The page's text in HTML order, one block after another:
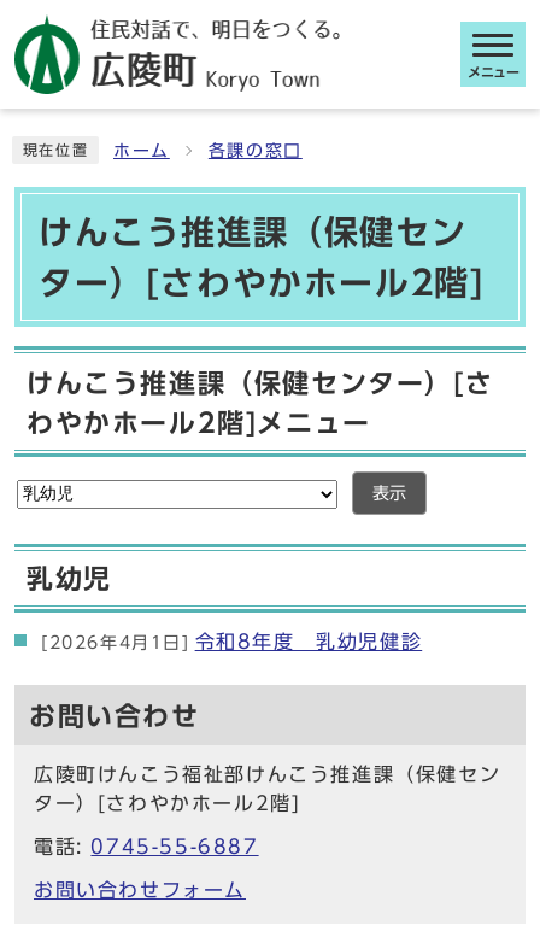
メニュー
現在位置 ホーム 各課の窓口
けんこう推進課（保健セン
ター）[さわやかホール2階]
けんこう推進課（保健センター）[さ
わやかホール2階]メニュー
表示
乳幼児
[2026年4月1日] 令和8年度 乳幼児健診
お問い合わせ
広陵町けんこう福祉部けんこう推進課（保健セン
ター）[さわやかホール2階]
電話: 0745-55-6887
お問い合わせフォーム